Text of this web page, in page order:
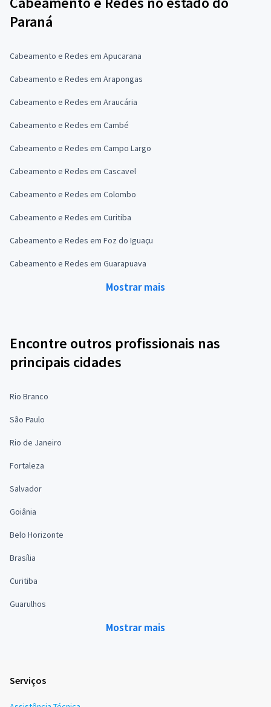
Paraná
Cabeamento e Redes em Apucarana
Cabeamento e Redes em Arapongas
Cabeamento e Redes em Araucária
Cabeamento e Redes em Cambé
Cabeamento e Redes em Campo Largo
Cabeamento e Redes em Cascavel
Cabeamento e Redes em Colombo
Cabeamento e Redes em Curitiba
Cabeamento e Redes em Foz do Iguaçu
Cabeamento e Redes em Guarapuava
Mostrar mais
Encontre outros profissionais nas
principais cidades
Rio Branco
São Paulo
Rio de Janeiro
Fortaleza
Salvador
Goiânia
Belo Horizonte
Brasília
Curitiba
Guarulhos
Mostrar mais
Serviços